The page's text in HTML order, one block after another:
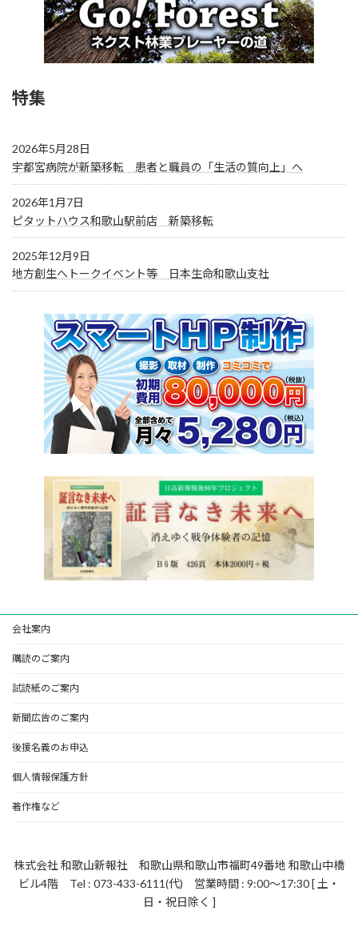
特集
2026年5月28日
宇都宮病院が新築移転 患者と職員の「生活の質向上」へ
2026年1月7日
ピタットハウス和歌山駅前店 新築移転
2025年12月9日
地方創生へトークイベント等 日本生命和歌山支社
会社案内
購読のご案内
試読紙のご案内
新聞広告のご案内
後援名義のお申込
個人情報保護方針
著作権など
株式会社 和歌山新報社 和歌山県和歌山市福町49番地 和歌山中橋
ビル4階 Tel : 073-433-6111(代) 営業時間 : 9:00～17:30 [ 土・
日・祝日除く ]